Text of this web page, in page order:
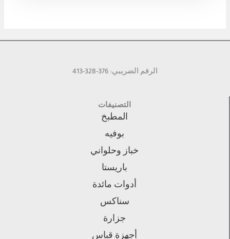
الرقم الضريبي: 376-328-413
التصنيفات
المطبخ
بوفيه
خباز وحلواني
باريستا
أدوات مائدة
سناكس
جزارة
أجهزة قياس